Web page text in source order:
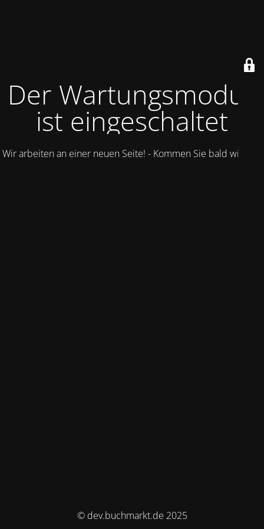
Der Wartungsmodus
ist eingeschaltet
Wir arbeiten an einer neuen Seite! - Kommen Sie bald wieder.
© dev.buchmarkt.de 2025